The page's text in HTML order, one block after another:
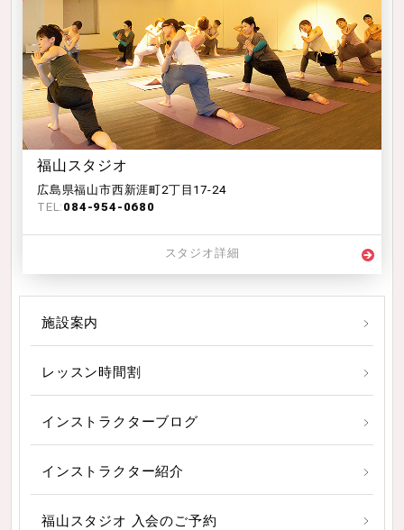
福山スタジオ
広島県福山市西新涯町2丁目17-24
TEL: 084-954-0680
スタジオ詳細
施設案内
レッスン時間割
インストラクターブログ
インストラクター紹介
福山スタジオ 入会のご予約